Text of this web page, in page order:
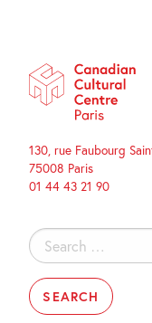
130, rue Faubourg
75008 Paris
01 44 43 21 90
Search
for: